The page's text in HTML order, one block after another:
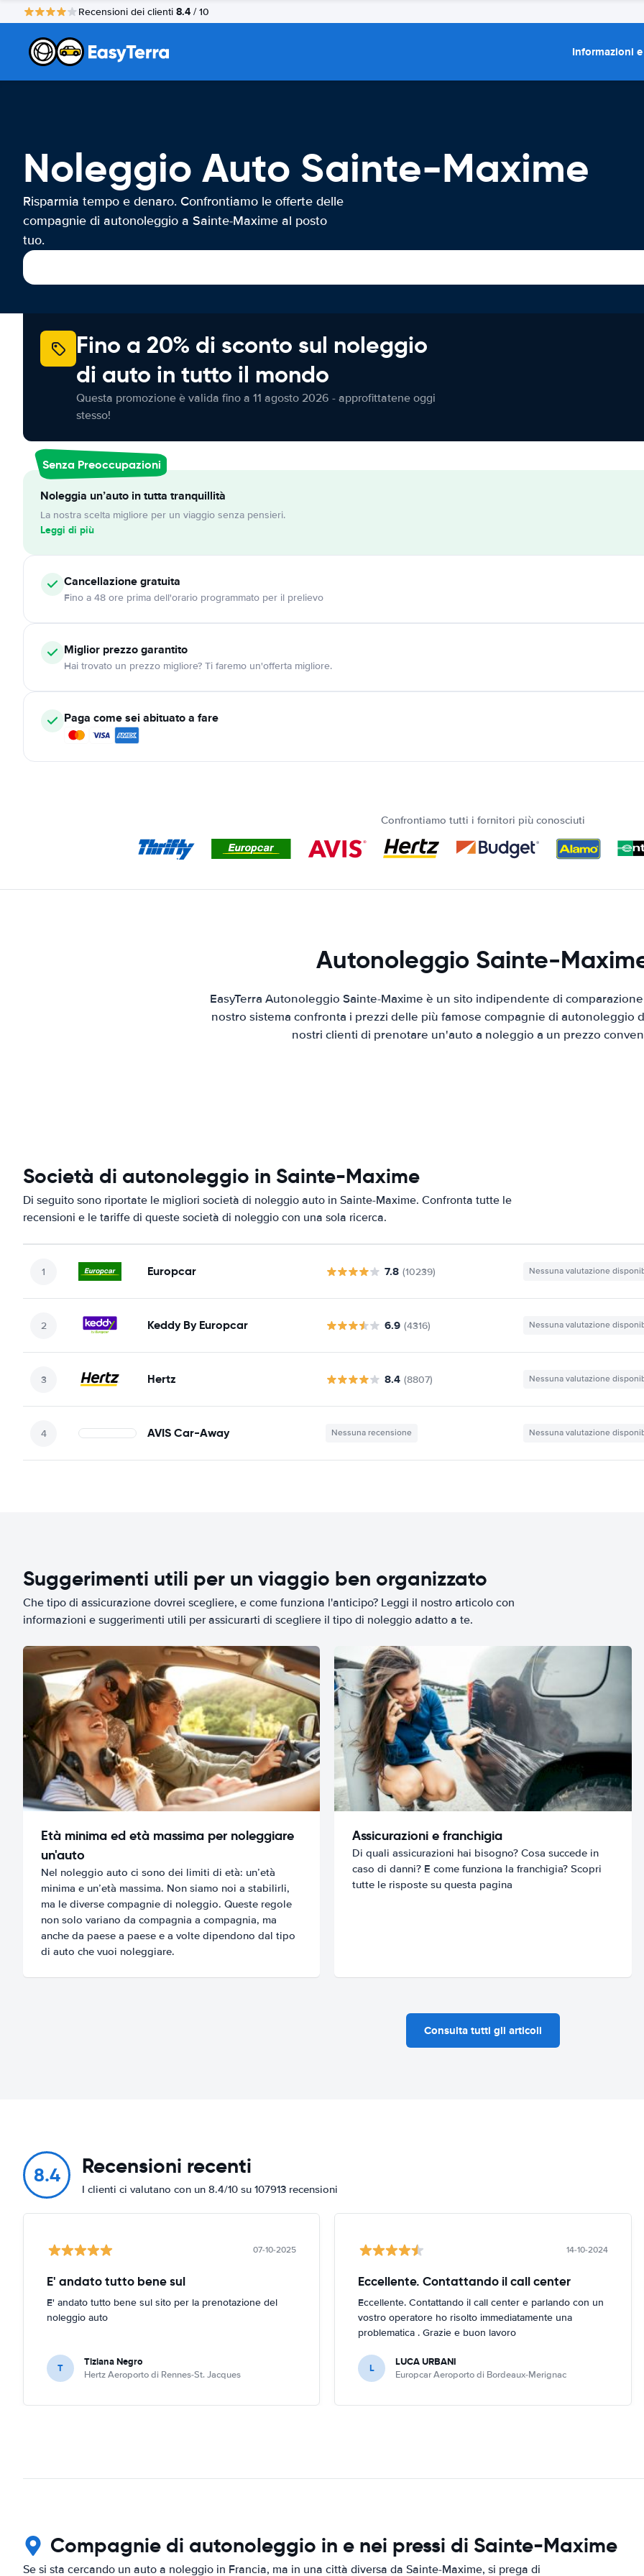
Recensioni dei clienti 8.4 / 10
Informazioni
Noleggio Auto Sainte-Maxime
Risparmia tempo e denaro. Confrontiamo le offerte delle
compagnie di autonoleggio a Sainte-Maxime al posto
tuo.
Fino a 20% di sconto sul noleggio
di auto in tutto il mondo
Questa promozione è valida fino a 11 agosto 2026 - approfittatene oggi
stesso!
Senza Preoccupazioni
Noleggia un’auto in tutta tranquillità
La nostra scelta migliore per un viaggio senza pensieri.
Leggi di più
Cancellazionegratuita
Fino a 48 ore prima dell'orario programmato per il prelievo
Miglior prezzo garantito
Hai trovato un prezzo migliore? Ti faremo un'offerta migliore.
Paga come sei abituato a fare
Confrontiamo tutti i fornitori più conosciuti
Autonoleggio Sainte-
EasyTerra Autonoleggio Sainte-Maxime è un sito indipendente di
nostro sistema confronta i prezzi delle più famose compagnie di autonoleggio
nostri clienti di prenotare un'auto a noleggio a un prezzo
Società di autonoleggio in Sainte-Maxime
Di seguito sono riportate le migliori società di noleggio auto in Sainte-Maxime. Confronta tutte le
recensioni e le tariffe di queste società di noleggio con una sola ricerca.
Europcar 7.8 (10239) Nessuna valutazione
Keddy By Europcar 6.9 (4316) Nessuna valutazione
Hertz 8.4 (8807) Nessuna valutazione
AVIS Car-Away Nessuna recensione Nessuna valutazione
Suggerimenti utili per un viaggio ben organizzato
Che tipo di assicurazione dovrei scegliere, e come funziona l'anticipo? Leggi il nostro articolo con
informazioni e suggerimenti utili per assicurarti di scegliere il tipo di noleggio adatto a te.
Età minima ed età massima per noleggiare
un'auto
Nel noleggio auto ci sono dei limiti di età: un’età
minima e un’età massima. Non siamo noi a stabilirli,
ma le diverse compagnie di noleggio. Queste regole
non solo variano da compagnia a compagnia, ma
anche da paese a paese e a volte dipendono dal tipo
di auto che vuoi noleggiare.
Assicurazioni e franchigia
Di quali assicurazioni hai bisogno? Cosa succede in
caso di danni? E come funziona la franchigia? Scopri
tutte le risposte su questa pagina
Consulta tutti gli articoli
8.4 Recensioni recenti
I clienti ci valutano con un 8.4/10 su 107913 recensioni
07-10-2025
E' andato tutto bene sul
E' andato tutto bene sul sito per la prenotazione del
noleggio auto
T Tiziana Negro
Hertz Aeroporto di Rennes-St. Jacques
14-10-2024
Eccellente. Contattando il call center
Eccellente. Contattando il call center e parlando con un
vostro operatore ho risolto immediatamente una
problematica . Grazie e buon lavoro
L LUCA URBANI
Europcar Aeroporto di Bordeaux-Merignac
Compagnie di autonoleggio in e nei pressi di Sainte-Maxime
Se si sta cercando un auto a noleggio in Francia, ma in una città diversa da Sainte-Maxime, si prega di